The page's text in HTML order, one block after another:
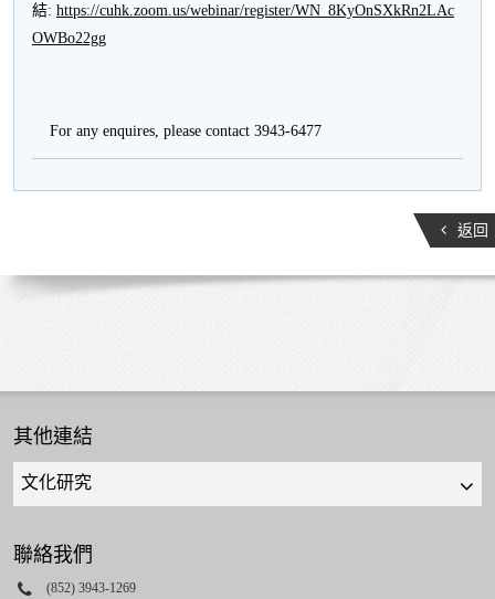
結: https://cuhk.zoom.us/webinar/register/WN_8KyOnSXkRn2LAc
OWBo22gg
For any enquires, please contact 3943-6477
返回
其他連結
Quick
links
select
聯絡我們
Phone
(852) 3943-1269